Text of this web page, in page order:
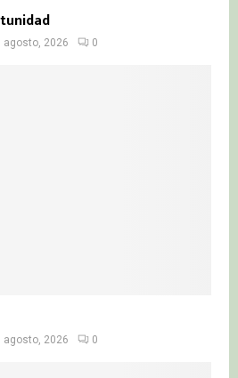
agosto, 2026 0
agosto, 2026 0